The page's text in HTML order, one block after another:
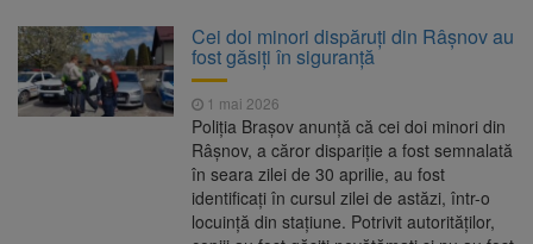
Cei doi minori dispăruți din Râșnov au
fost găsiți în siguranță
1 mai 2026
Poliția Brașov anunță că cei doi minori din
Râșnov, a căror dispariție a fost semnalată
în seara zilei de 30 aprilie, au fost
identificați în cursul zilei de astăzi, într-o
locuință din stațiune. Potrivit autorităților,